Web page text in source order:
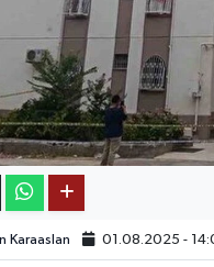
Karaaslan 01.08.2025 -